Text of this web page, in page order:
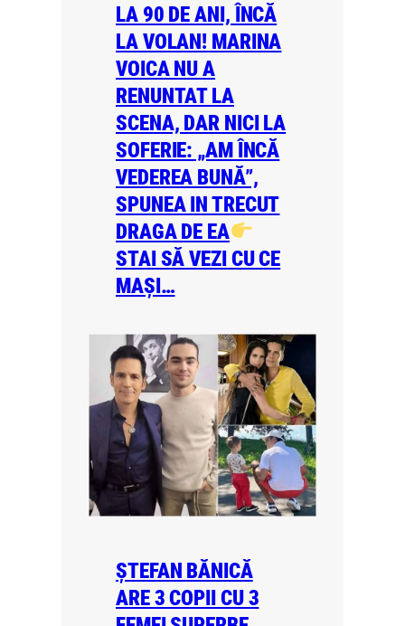
LA 90 DE ANI, ÎNCĂ
LA VOLAN! MARINA
VOICA NU A
RENUNTAT LA
SCENA, DAR NICI LA
SOFERIE: „AM ÎNCĂ
VEDEREA BUNĂ”,
SPUNEA IN TRECUT
DRAGA DE EA
STAI SĂ VEZI CU CE
MAȘI…
ȘTEFAN BĂNICĂ
ARE 3 COPII CU 3